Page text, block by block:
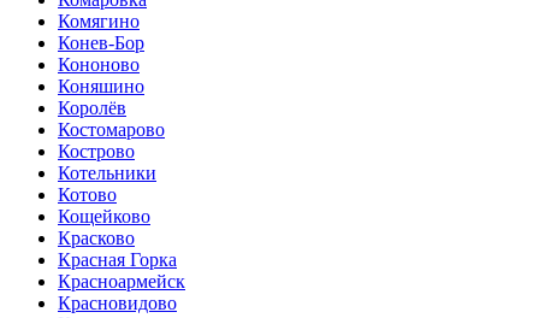
Комягино
Конев-Бор
Кононово
Коняшино
Королёв
Костомарово
Кострово
Котельники
Котово
Кощейково
Красково
Красная Горка
Красноармейск
Красновидово